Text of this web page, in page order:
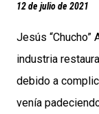
12 de julio de 2021
Jesús
industria
debido a
venía